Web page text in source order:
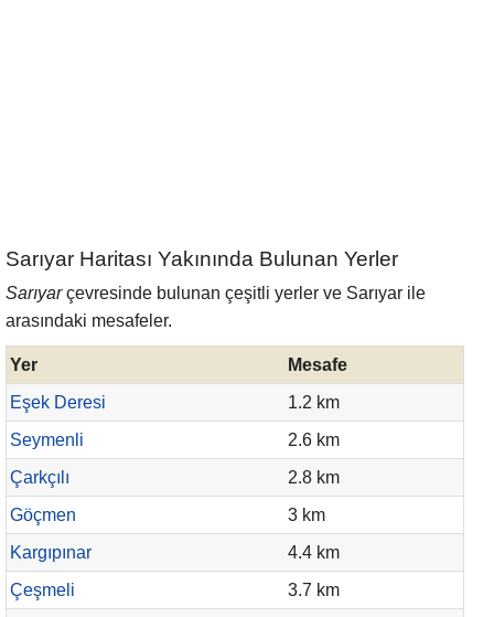
Sarıyar Haritası Yakınında Bulunan Yerler
Sarıyarçevresinde bulunan çeşitli yerler ve Sarıyar ile
arasındaki mesafeler.
Yer
Mesafe
Eşek Deresi
1.2 km
Seymenli
2.6 km
Çarkçılı
2.8 km
Göçmen
3 km
Kargıpınar
4.4 km
Çeşmeli
3.7 km